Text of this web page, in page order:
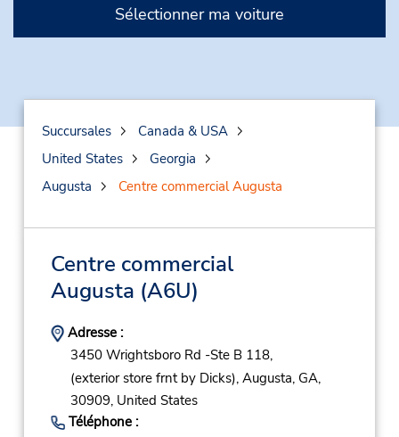
Sélectionner ma voiture
Succursales
Canada & USA
United States
Georgia
Augusta
Centre commercial Augusta
Centre commercial
Augusta (A6U)
Adresse :
3450 Wrightsboro Rd -Ste B 118,
(exterior store frnt by Dicks), Augusta, GA,
30909, United States
Téléphone :